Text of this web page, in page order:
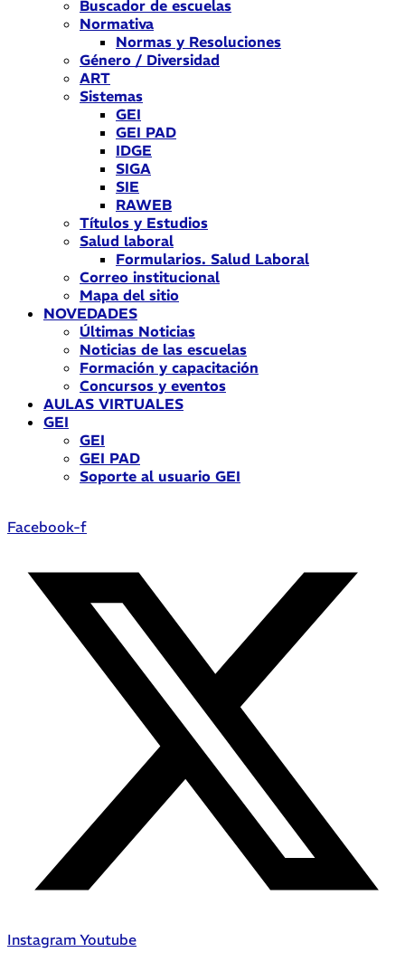
Buscador de escuelas
Normativa
Normas y Resoluciones
Género / Diversidad
ART
Sistemas
GEI
GEI PAD
IDGE
SIGA
SIE
RAWEB
Títulos y Estudios
Salud laboral
Formularios. Salud Laboral
Correo institucional
Mapa del sitio
NOVEDADES
Últimas Noticias
Noticias de las escuelas
Formación y capacitación
Concursos y eventos
AULAS VIRTUALES
GEI
GEI
GEI PAD
Soporte al usuario GEI
Facebook-f
Instagram Youtube